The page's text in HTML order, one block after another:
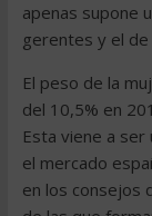
apenas supone
gerentes y el
El peso de la
del 10,5% en
Esta viene a
el mercado
en los consejos